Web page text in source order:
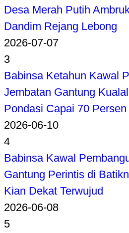
Desa Merah Putih
Dandim Rejang Lebong
2026-07-07
3
Babinsa Ketahun Kawal
Jembatan Gantung
Pondasi Capai 70 Persen
2026-06-10
4
Babinsa Kawal
Gantung Perintis di
Kian Dekat Terwujud
2026-06-08
5